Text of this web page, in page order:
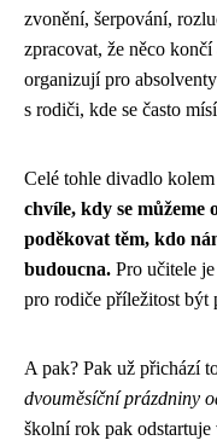
zvonění, šerpování,
zpracovat, že něco
organizují pro
s rodiči, kde se často
Celé tohle divadlo
chvíle, kdy se můžeme
poděkovat těm, kdo
budoucna. Pro učitele
pro rodiče příležitost být
A pak? Pak už přichází
dvouměsíční prázdniny
školní rok pak